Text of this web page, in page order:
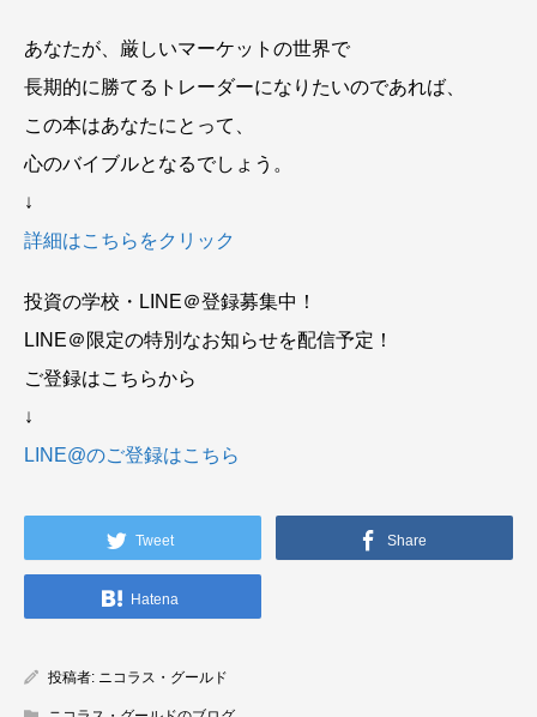
あなたが、厳しいマーケットの世界で
長期的に勝てるトレーダーになりたいのであれば、
この本はあなたにとって、
心のバイブルとなるでしょう。
↓
詳細はこちらをクリック
投資の学校・LINE＠登録募集中！
LINE＠限定の特別なお知らせを配信予定！
ご登録はこちらから
↓
LINE@のご登録はこちら
Tweet Share
Hatena
投稿者: ニコラス・グールド